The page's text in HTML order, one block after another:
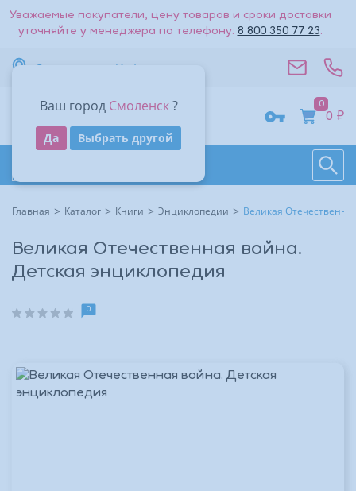
Уважаемые покупатели, цену товаров и сроки доставки
уточняйте у менеджера по телефону: 8 800 350 77 23.
Ваш город Смоленск?
Да Выбрать другой
Смоленск Информация
0
0 ₽
Главная Каталог Книги Энциклопедии Великая
Великая Отечественная война.
Детская энциклопедия
0
_Основной склад
На большую карту
Адрес
Контакты
Поиск
Получить код
Другие способы входа:
Другие способы входа:
Войти с паролем
Войти
Восстановить